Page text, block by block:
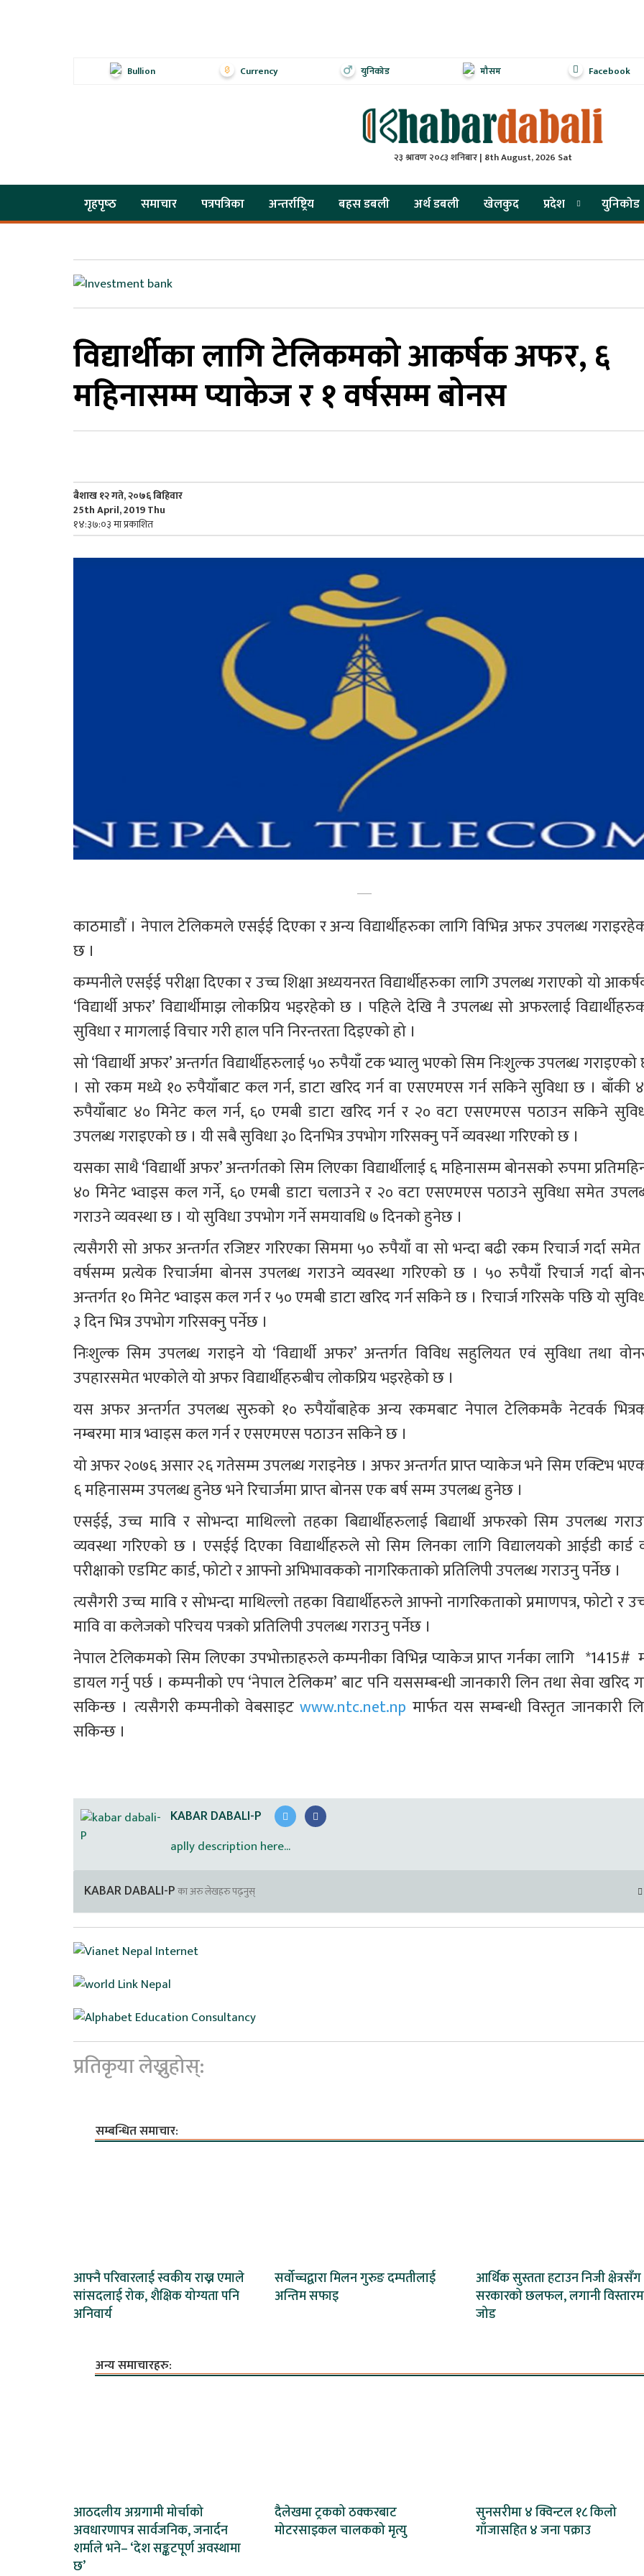
Bullion Currency युनिकोड मौसम Facebook
२३ श्रावण २०८३ शनिबार | 8th August, 2026 Sat
गृहपृष्‍ठ समाचार पत्रपत्रिका अन्तर्राष्ट्रिय बहस डबली अर्थ डबली खेलकुद प्रदेश युनिकोड
विद्यार्थीका लागि टेलिकमको आकर्षक अफर, ६
महिनासम्म प्याकेज र १ वर्षसम्म बोनस
बैशाख १२ गते, २०७६ बिहिवार
25th April, 2019 Thu
१४:३७:०३ मा प्रकाशित
काठमाडाैं । नेपाल टेलिकमले एसईई दिएका र अन्य विद्यार्थीहरुका लागि विभिन्न अफर उपलब्ध
छ ।
कम्पनीले एसईई परीक्षा दिएका र उच्च शिक्षा अध्ययनरत विद्यार्थीहरुका लागि उपलब्ध गराएको यो
‘विद्यार्थी अफर’ विद्यार्थीमाझ लोकप्रिय भइरहेको छ । पहिले देखि नै उपलब्ध सो अफरलाई
सुविधा र मागलाई विचार गरी हाल पनि निरन्तरता दिइएको हो ।
सो ‘विद्यार्थी अफर’ अन्तर्गत विद्यार्थीहरुलाई ५० रुपैयाँ टक भ्यालु भएको सिम निःशुल्क उपलब्ध
। सो रकम मध्ये १० रुपैयाँबाट कल गर्न, डाटा खरिद गर्न वा एसएमएस गर्न सकिने सुविधा छ । बाँकी
रुपैयाँबाट ४० मिनेट कल गर्न, ६० एमबी डाटा खरिद गर्न र २० वटा एसएमएस पठाउन सकिने
उपलब्ध गराइएको छ । यी सबै सुविधा ३० दिनभित्र उपभोग गरिसक्नु पर्ने व्यवस्था गरिएको छ ।
यसका साथै ‘विद्यार्थी अफर’ अन्तर्गतको सिम लिएका विद्यार्थीलाई ६ महिनासम्म बोनसको रुपमा
४० मिनेट भ्वाइस कल गर्ने, ६० एमबी डाटा चलाउने र २० वटा एसएमएस पठाउने सुविधा समेत
गराउने व्यवस्था छ । यो सुविधा उपभोग गर्ने समयावधि ७ दिनको हुनेछ ।
त्यसैगरी सो अफर अन्तर्गत रजिष्टर गरिएका सिममा ५० रुपैयाँ वा सो भन्दा बढी रकम रिचार्ज गर्दा
वर्षसम्म प्रत्येक रिचार्जमा बोनस उपलब्ध गराउने व्यवस्था गरिएको छ । ५० रुपैयाँ रिचार्ज गर्दा
अन्तर्गत १० मिनेट भ्वाइस कल गर्न र ५० एमबी डाटा खरिद गर्न सकिने छ । रिचार्ज गरिसके पछि यो
३ दिन भित्र उपभोग गरिसक्नु पर्नेछ ।
निःशुल्क सिम उपलब्ध गराइने यो ‘विद्यार्थी अफर’ अन्तर्गत विविध सहुलियत एवं सुविधा तथा
उपहारसमेत भएकोले यो अफर विद्यार्थीहरुबीच लोकप्रिय भइरहेको छ ।
यस अफर अन्तर्गत उपलब्ध सुरुको १० रुपैयाँबाहेक अन्य रकमबाट नेपाल टेलिकमकै नेटवर्क
नम्बरमा मात्र भ्वाइस कल गर्न र एसएमएस पठाउन सकिने छ ।
यो अफर २०७६ असार २६ गतेसम्म उपलब्ध गराइनेछ । अफर अन्तर्गत प्राप्त प्याकेज भने सिम एक्टिभ
६ महिनासम्म उपलब्ध हुनेछ भने रिचार्जमा प्राप्त बोनस एक बर्ष सम्म उपलब्ध हुनेछ ।
एसईई, उच्च मावि र सोभन्दा माथिल्लो तहका बिद्यार्थीहरुलाई बिद्यार्थी अफरको सिम उपलब्ध
व्यवस्था गरिएको छ । एसईई दिएका विद्यार्थीहरुले सो सिम लिनका लागि विद्यालयको आईडी कार्ड
परीक्षाको एडमिट कार्ड, फोटो र आफ्नो अभिभावकको नागरिकताको प्रतिलिपी उपलब्ध गराउनु पर्नेछ ।
त्यसैगरी उच्च मावि र सोभन्दा माथिल्लो तहका विद्यार्थीहरुले आफ्नो नागरिकताको प्रमाणपत्र, फोटो र
मावि वा कलेजको परिचय पत्रको प्रतिलिपी उपलब्ध गराउनु पर्नेछ ।
नेपाल टेलिकमको सिम लिएका उपभोक्ताहरुले कम्पनीका विभिन्न प्याकेज प्राप्त गर्नका लागि   *1415#
डायल गर्नु पर्छ । कम्पनीको एप ‘नेपाल टेलिकम’ बाट पनि यससम्बन्धी जानकारी लिन तथा सेवा खरिद
सकिन्छ । त्यसैगरी कम्पनीको वेबसाइट www.ntc.net.np मार्फत यस सम्बन्धी विस्तृत जानकारी
सकिन्छ ।
KABAR DABALI-P
aplly description here...
KABAR DABALI-Pका अरु लेखहरु पढ्नुस्
प्रतिकृया लेख्नुहोस्:
सम्बन्धित समाचार:
आफ्नै परिवारलाई स्वकीय राख्न एमाले
सांसदलाई रोक, शैक्षिक योग्यता पनि
अनिवार्य
सर्वोच्चद्वारा मिलन गुरुङ दम्पतीलाई
अन्तिम सफाइ
आर्थिक सुस्तता हटाउन निजी क्षेत्रसँग
सरकारको छलफल, लगानी
जोड
अन्य समाचारहरु:
आठदलीय अग्रगामी मोर्चाको
अवधारणापत्र सार्वजनिक, जनार्दन
शर्माले भने– ‘देश सङ्कटपूर्ण अवस्थामा
छ’
दैलेखमा ट्रकको ठक्करबाट
मोटरसाइकल चालकको मृत्यु
सुनसरीमा ४ क्विन्टल १८ किलो
गाँजासहित ४ जना पक्राउ